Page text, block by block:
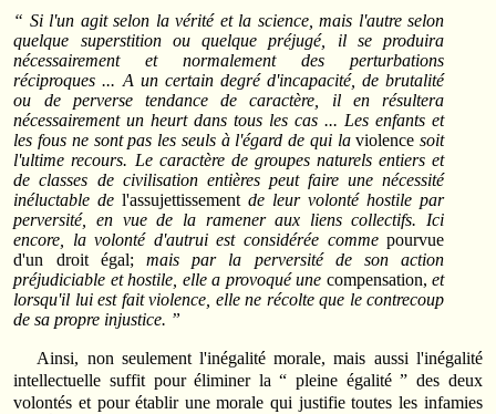
“ Si l'un agit selon la vérité et la science, mais l'autre selon
quelque superstition ou quelque préjugé, il se produira
nécessairement et normalement des perturbations
réciproques ... A un certain degré d'incapacité, de brutalité
ou de perverse tendance de caractère, il en résultera
nécessairement un heurt dans tous les cas ... Les enfants et
les fous ne sont pas les seuls à l'égard de qui laviolencesoit
l'ultime recours. Le caractère de groupes naturels entiers et
de classes de civilisation entières peut faire une nécessité
inéluctable del'assujettissementde leur volonté hostile par
perversité, en vue de la ramener aux liens collectifs. Ici
encore, la volonté d'autrui est considérée commepourvue
d'un droit égal; mais par la perversité de son action
préjudiciable et hostile, elle a provoqué une compensation,et
lorsqu'il lui est fait violence, elle ne récolte que le contrecoup
de sa propre injustice. ”
Ainsi, non seulement l'inégalité morale, mais aussi l'inégalité
intellectuelle suffit pour éliminer la “ pleine égalité ” des deux
volontés et pour établir une morale qui justifie toutes les infamies